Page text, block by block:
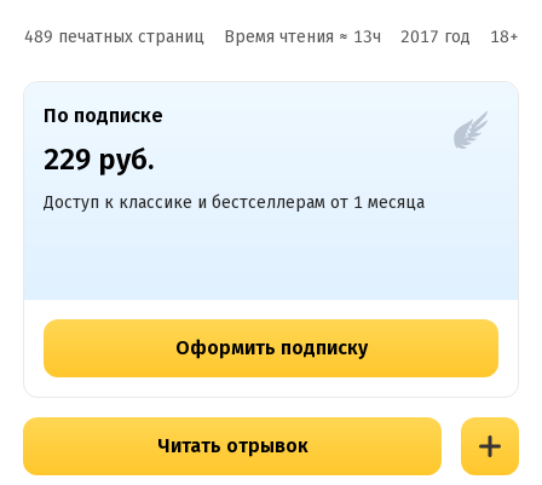
489 печатных страниц Время чтения ≈ 13ч 2017 год 18+
По подписке
229 руб.
Доступ к классике и бестселлерам от 1 месяца
Оформить подписку
Читать отрывок